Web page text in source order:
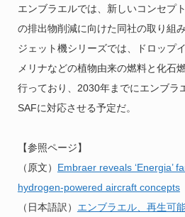
エンブラエルでは、新しいコンセプ
の排出物削減に向けた同社の取り組
ジェット機シリーズでは、ドロップ
メリナなどの植物由来の燃料と化石
行っており、2030年までにエンブラ
SAFに対応させる予定だ。
【参照ページ】
（原文） Embraer reveals ‘Energia’
hydrogen-powered aircraft concepts
（日本語訳） エンブラエル、再生可